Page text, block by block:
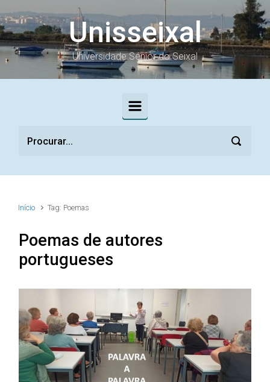
Skip to main content
Unisseixal
Universidade Sénior do Seixal
Início Tag: Poemas
Poemas de autores
portugueses